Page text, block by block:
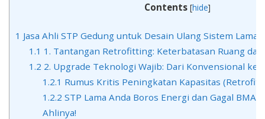
Contents [hide]
1 Jasa Ahli STP Gedung untuk Desain Ulang Sistem
1.1 1. Tantangan Retrofitting: Keterbatasan Ruang
1.2 2. Upgrade Teknologi Wajib: Dari Konvensional ke
1.2.1 Rumus Kritis Peningkatan Kapasitas
1.2.2 STP Lama Anda Boros Energi dan Gagal
Ahlinya!